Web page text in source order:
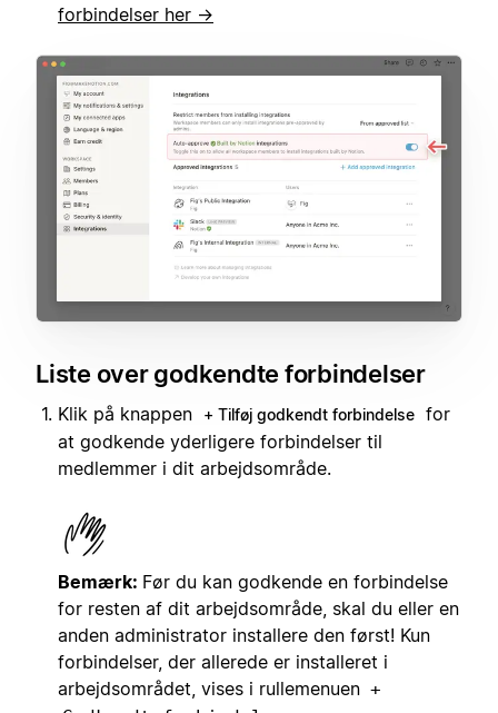
forbindelser her →
Liste over godkendte forbindelser
Klik på knappen + Tilføj godkendt forbindelse for
at godkende yderligere forbindelser til
medlemmer i dit arbejdsområde.
Bemærk: Før du kan godkende en forbindelse
for resten af dit arbejdsområde, skal du eller en
anden administrator installere den først! Kun
forbindelser, der allerede er installeret i
arbejdsområdet, vises i rullemenuen +